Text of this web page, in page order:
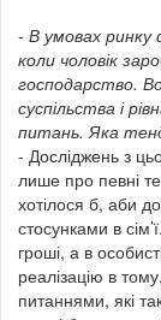
- В умовах ринку
коли чоловік
господарство.
суспільства і
питань. Яка
- Досліджень з
лише про певні
хотілося б, аби
стосунками в
гроші, а в
реалізацію в
питаннями, які